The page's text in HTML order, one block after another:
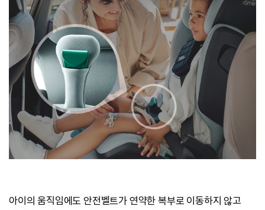
아이의 움직임에도 안전벨트가 연약한복부로 이동하지 않고